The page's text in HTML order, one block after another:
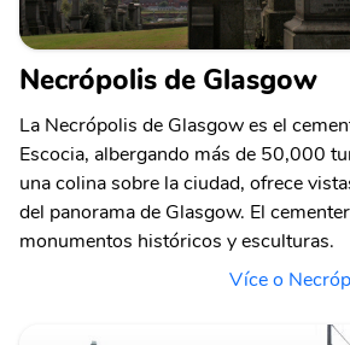
Necrópolis de Glasgow
La Necrópolis de Glasgow es el
Escocia, albergando más de 50,000
una colina sobre la ciudad, ofrece
del panorama de Glasgow. El
monumentos históricos y esculturas.
Více o